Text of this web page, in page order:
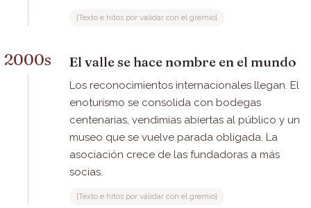
[Texto e hitos por validar con el gremio]
2000s El valle se hace nombre en el mundo
Los reconocimientos internacionales llegan. El
enoturismo se consolida con bodegas
centenarias, vendimias abiertas al público y un
museo que se vuelve parada obligada. La
asociación crece de las fundadoras a más
socias.
[Texto e hitos por validar con el gremio]